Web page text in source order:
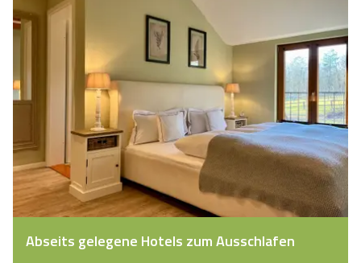
Abseits gelegene Hotels zum Ausschlafen